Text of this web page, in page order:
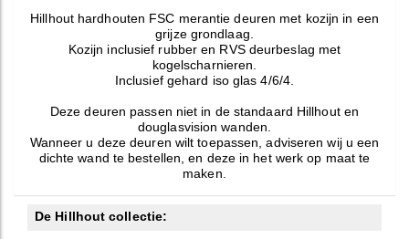
Hillhout hardhouten FSC merantie deuren met kozijn in een
grijze grondlaag.
Kozijn inclusief rubber en RVS deurbeslag met
kogelscharnieren.
Inclusief gehard iso glas 4/6/4.
Deze deuren passen niet in de standaard Hillhout en
douglasvision wanden.
Wanneer u deze deuren wilt toepassen, adviseren wij u een
dichte wand te bestellen, en deze in het werk op maat te
maken.
De Hillhout collectie: